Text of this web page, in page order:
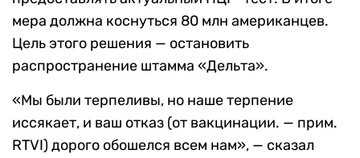
мера должна коснуться 80 млн американцев.
Цель этого решения — остановить
распространение штамма «Дельта».
«Мы были терпеливы, но наше терпение
иссякает, и ваш отказ (от вакцинации. — прим.
RTVI) дорого обошелся всем нам», — сказал